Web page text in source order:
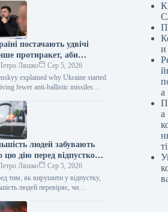
постачають удвічі
протиракет, аби
її “більш
– Зеленський
Ляшко
Сер 5, 2026
explained why Ukraine started
fewer anti-ballistic missiles
of Ukraine Since…
людей забувають
цю дію перед відпусткою:
правило допоможе
ваше житло від
Ляшко
Сер 5, 2026
тим, як вирушити у відпустку,
людей перевіряє, чи
двері. Але…
и
а
а
ті